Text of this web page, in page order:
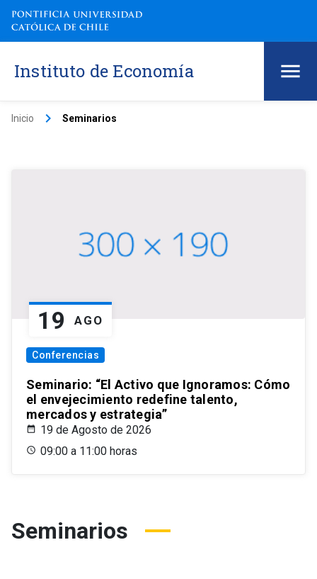
Instituto de Economía
Inicio keyboard_arrow_right Seminarios
19 AGO
Conferencias
Seminario: “El Activo que Ignoramos: Cómo
el envejecimiento redefine talento,
mercados y estrategia”
19 de Agosto de 2026
09:00 a 11:00 horas
Seminarios